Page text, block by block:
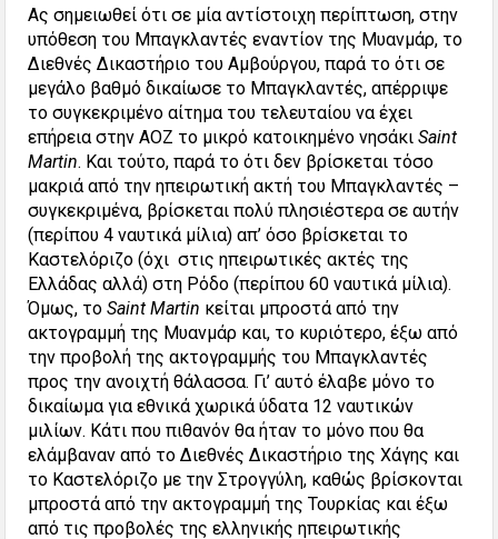
Ας σημειωθεί ότι σε μία αντίστοιχη περίπτωση, στην
υπόθεση του Μπαγκλαντές εναντίον της Μυανμάρ, το
Διεθνές Δικαστήριο του Αμβούργου, παρά το ότι σε
μεγάλο βαθμό δικαίωσε το Μπαγκλαντές, απέρριψε
το συγκεκριμένο αίτημα του τελευταίου να έχει
επήρεια στην ΑΟΖ το μικρό κατοικημένο νησάκιSaint
Martin. Και τούτο, παρά το ότι δεν βρίσκεται τόσο
μακριά από την ηπειρωτική ακτή του Μπαγκλαντές –
συγκεκριμένα, βρίσκεται πολύ πλησιέστερα σε αυτήν
(περίπου 4 ναυτικά μίλια) απ’ όσο βρίσκεται το
Καστελόριζο (όχι στις ηπειρωτικές ακτές της
Ελλάδας αλλά) στη Ρόδο (περίπου 60 ναυτικά μίλια).
Όμως, τοSaint Martin κείται μπροστά από την
ακτογραμμή της Μυανμάρ και, το κυριότερο, έξω από
την προβολή της ακτογραμμής του Μπαγκλαντές
προς την ανοιχτή θάλασσα. Γι’ αυτό έλαβε μόνο το
δικαίωμα για εθνικά χωρικά ύδατα 12 ναυτικών
μιλίων. Κάτι που πιθανόν θα ήταν το μόνο που θα
ελάμβαναν από το Διεθνές Δικαστήριο της Χάγης και
το Καστελόριζο με την Στρογγύλη, καθώς βρίσκονται
μπροστά από την ακτογραμμή της Τουρκίας και έξω
από τις προβολές της ελληνικής ηπειρωτικής